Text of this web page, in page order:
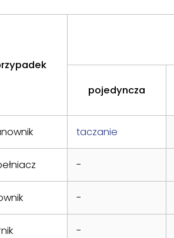
pojedyncza
taczanie
-
-
-